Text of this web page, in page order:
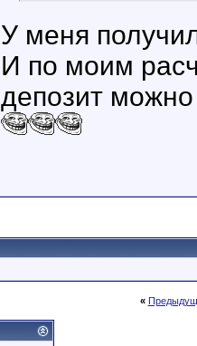
У меня
И по моим
депозит
«